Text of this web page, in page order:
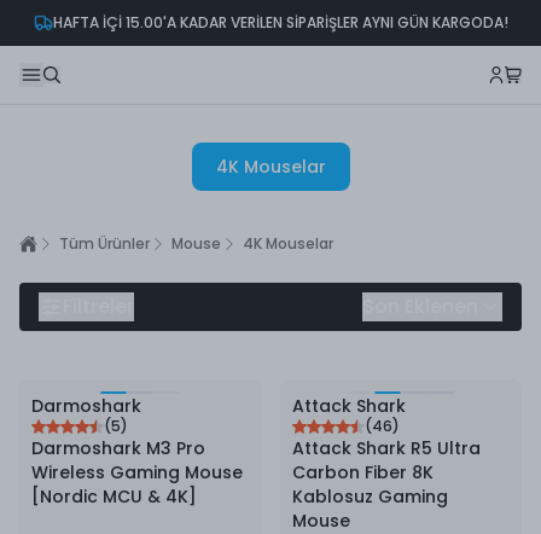
HAFTA İÇİ 15.00'A KADAR VERİLEN SİPARİŞLER AYNI GÜN KARGODA!
4K Mouselar
Tüm Ürünler Mouse 4K Mouselar
Darmoshark
(5)
Darmoshark M3 Pro
Wireless Gaming Mouse
[Nordic MCU & 4K]
7%İndirim
Attack Shark
(46)
Attack Shark R5 Ultra
Carbon Fiber 8K
Kablosuz Gaming
Mouse